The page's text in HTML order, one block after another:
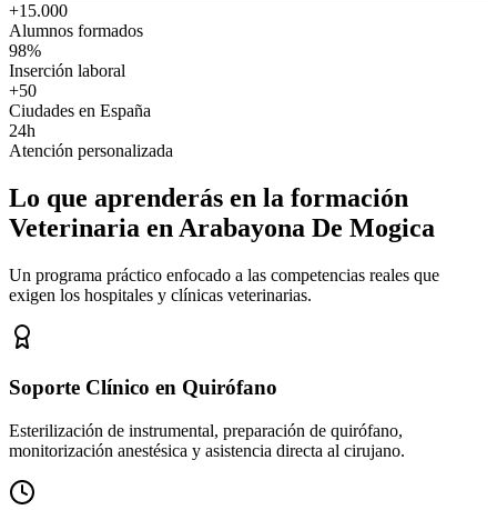
+15.000
Alumnos formados
98%
Inserción laboral
+50
Ciudades en España
24h
Atención personalizada
Lo que aprenderás en la formación
Veterinaria en Arabayona De Mogica
Un programa práctico enfocado a las competencias reales que
exigen los hospitales y clínicas veterinarias.
Soporte Clínico en Quirófano
Esterilización de instrumental, preparación de quirófano,
monitorización anestésica y asistencia directa al cirujano.